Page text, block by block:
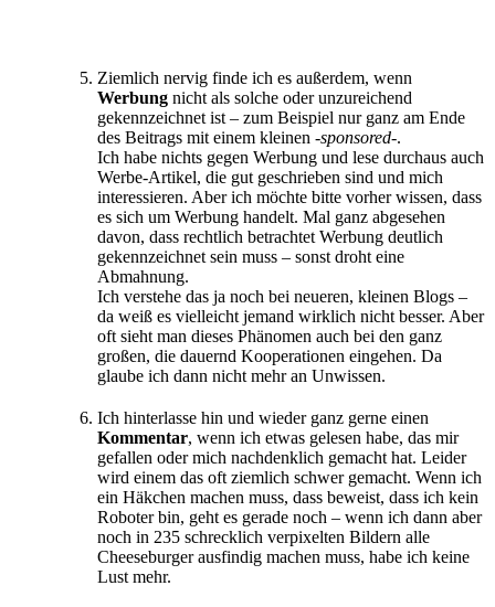
Ziemlich nervig finde ich es außerdem, wenn
Werbung nicht als solche oder unzureichend
gekennzeichnet ist – zum Beispiel nur ganz am Ende
des Beitrags mit einem kleinen -sponsored-.
Ich habe nichts gegen Werbung und lese durchaus auch
Werbe-Artikel, die gut geschrieben sind und mich
interessieren. Aber ich möchte bitte vorher wissen, dass
es sich um Werbung handelt. Mal ganz abgesehen
davon, dass rechtlich betrachtet Werbung deutlich
gekennzeichnet sein muss – sonst droht eine
Abmahnung.
Ich verstehe das ja noch bei neueren, kleinen Blogs –
da weiß es vielleicht jemand wirklich nicht besser. Aber
oft sieht man dieses Phänomen auch bei den ganz
großen, die dauernd Kooperationen eingehen. Da
glaube ich dann nicht mehr an Unwissen.
Ich hinterlasse hin und wieder ganz gerne einen
Kommentar, wenn ich etwas gelesen habe, das mir
gefallen oder mich nachdenklich gemacht hat. Leider
wird einem das oft ziemlich schwer gemacht. Wenn ich
ein Häkchen machen muss, dass beweist, dass ich kein
Roboter bin, geht es gerade noch – wenn ich dann aber
noch in 235 schrecklich verpixelten Bildern alle
Cheeseburger ausfindig machen muss, habe ich keine
Lust mehr.